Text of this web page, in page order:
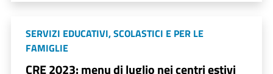
SERVIZI EDUCATIVI, SCOLASTICI E PER LE
FAMIGLIE
CRE 2023: menu di luglio nei centri estivi